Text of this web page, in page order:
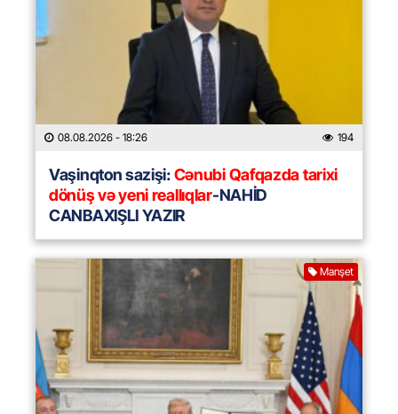
08.08.2026 - 18:26 194
Vaşinqton sazişi:Cənubi Qafqazda tarixi
dönüş və yeni reallıqlar-NAHİD
CANBAXIŞLI YAZIR
Manşet